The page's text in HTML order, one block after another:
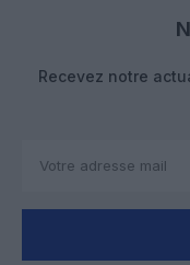
Recevez notre